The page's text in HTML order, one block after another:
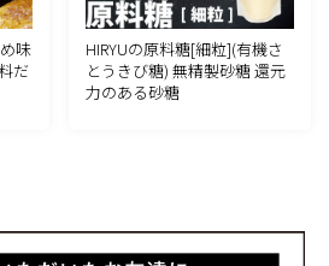
味
だ
HIRYUの原料糖[細粒](有機さ
とうきび糖) 無精製砂糖 還元
力のある砂糖